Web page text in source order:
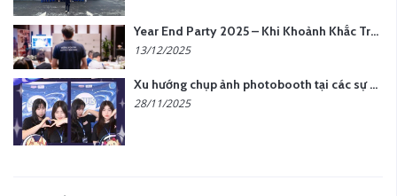
Year End Party 2025 – Khi Khoảnh Khắc Trở Thành Dấu Ấn | Gói Ưu Đãi Tháng 12 Từ YCN Media
13/12/2025
Xu hướng chụp ảnh photobooth tại các sự kiện hiện nay
28/11/2025